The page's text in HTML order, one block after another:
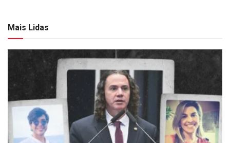
Mais Lidas